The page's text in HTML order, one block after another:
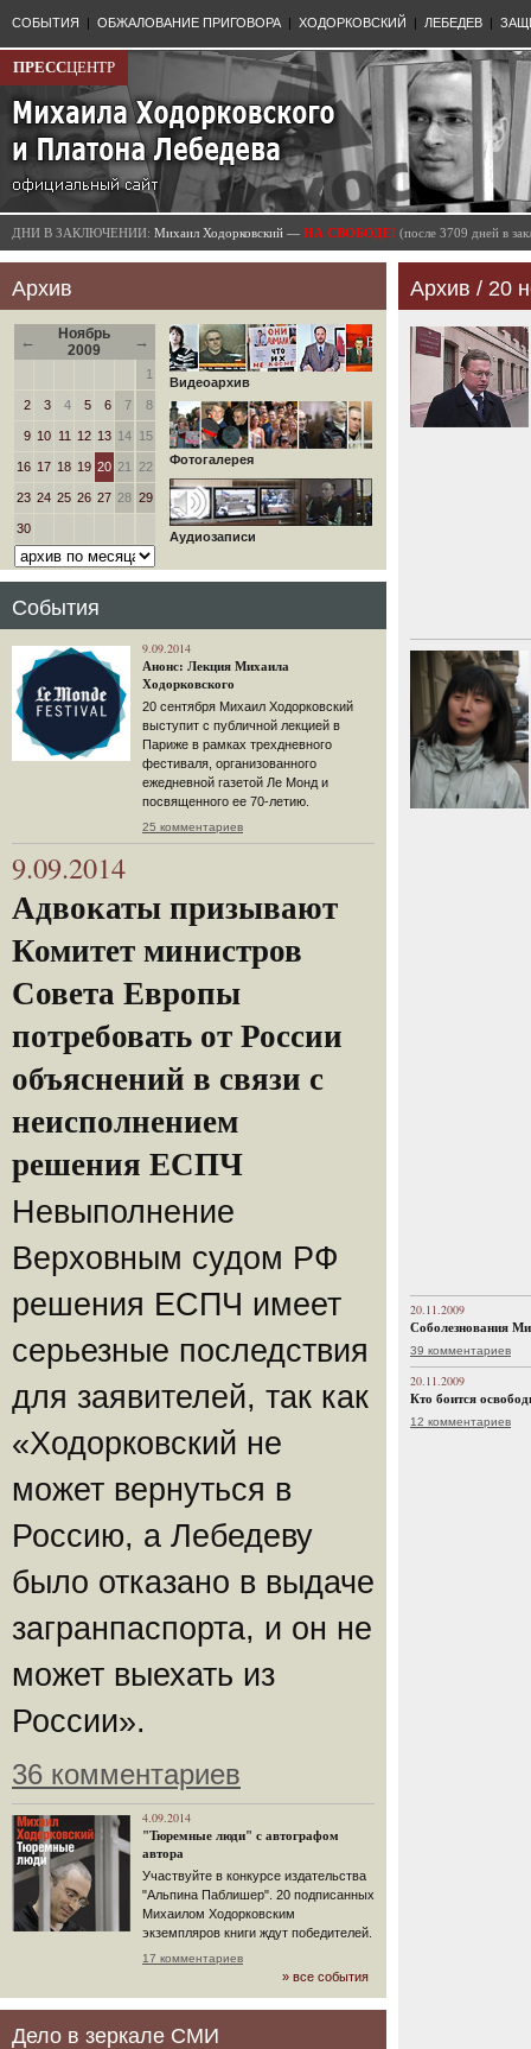
СОБЫТИЯ | ОБЖАЛОВАНИЕ ПРИГОВОРА | ХОДОРКОВСКИЙ | ЛЕБЕДЕВ |
ПРЕССЦЕНТР
ДНИ В ЗАКЛЮЧЕНИИ: Михаил Ходорковский — НА СВОБОДЕ! (после 3709 дней в
Архив
←
Ноябрь
2009
→
1
2 3 4 5 6 7 8
9 10 11 12 13 14 15
16 17 18 19 20 21 22
23 24 25 26 27 28 29
30
Видеоархив
Фотогалерея
Аудиозаписи
События
9.09.2014
Анонс: Лекция Михаила
Ходорковского
20 сентября Михаил Ходорковский
выступит с публичной лекцией в
Париже в рамках трехдневного
фестиваля, организованного
ежедневной газетой Ле Монд и
посвященного ее 70-летию.
25 комментариев
9.09.2014
Адвокаты призывают
Комитет министров
Совета Европы
потребовать от России
объяснений в связи с
неисполнением
решения ЕСПЧ
Невыполнение
Верховным судом РФ
решения ЕСПЧ имеет
серьезные последствия
для заявителей, так как
«Ходорковский не
может вернуться в
Россию, а Лебедеву
было отказано в выдаче
загранпаспорта, и он не
может выехать из
России».
36 комментариев
4.09.2014
"Тюремные люди" с автографом
автора
Участвуйте в конкурсе издательства
"Альпина Паблишер". 20 подписанных
Михаилом Ходорковским
экземпляров книги ждут победителей.
17 комментариев
» все события
Дело в зеркале СМИ
Архив / 20
20.11.2009
Соболезнования
39 комментариев
20.11.2009
Кто боится
12 комментариев